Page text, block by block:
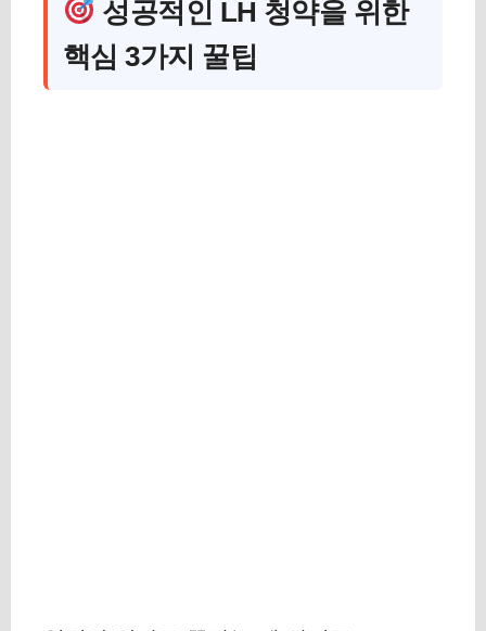
성공적인 LH 청약을 위한
핵심 3가지 꿀팁